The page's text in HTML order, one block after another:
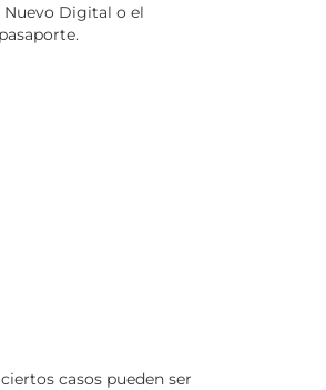
Nuevo Digital o el
casos pueden ser